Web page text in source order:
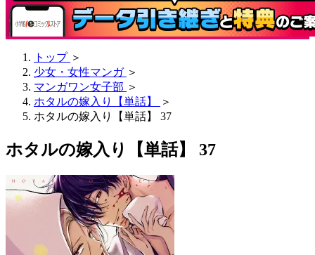
トップ ＞
少女・女性マンガ ＞
マンガワン女子部 ＞
ホタルの嫁入り【単話】
＞
ホタルの嫁入り【単話】 37
ホタルの嫁入り【単話】 37